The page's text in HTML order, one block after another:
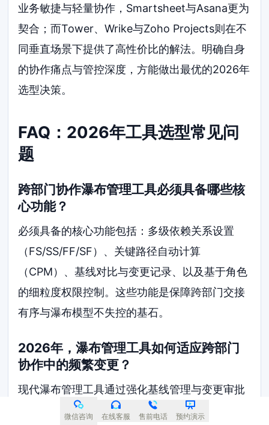
业务敏捷与轻量协作，Smartsheet与Asana更为
契合；而Tower、Wrike与Zoho Projects则在不
同垂直场景下提供了高性价比的解法。明确自身
的协作痛点与管控深度，方能做出最优的2026年
选型决策。
FAQ：2026年工具选型常见问
题
跨部门协作瀑布管理工具必须具备哪些核
心功能？
必须具备的核心功能包括：多级依赖关系设置
（FS/SS/FF/SF）、关键路径自动计算
（CPM）、基线对比与变更记录、以及基于角色
的细粒度权限控制。这些功能是保障跨部门交接
有序与瀑布模型不失控的基石。
2026年，瀑布管理工具如何适应跨部门
协作中的频繁变更？
现代瀑布管理工具通过强化基线管理与变更审批
流来应对频繁变更。当跨部门发生变更时，工具
微信咨询 在线客服 售前电话 预约演示